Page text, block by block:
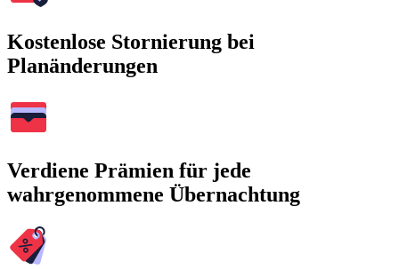
Kostenlose Stornierung bei
Planänderungen
Verdiene Prämien für jede
wahrgenommene Übernachtung